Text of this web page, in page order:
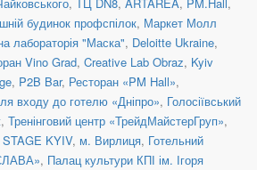
будинок профспілок, Маркет Молл
лабораторія "Маска", Deloitte Ukraine,
Vino Grad, Creative Lab Obraz, Kyiv
, P2B Bar, Ресторан «PM Hall»,
входу до готелю «Дніпро», Голосіївський
, Тренінговий центр «ТрейдМайстерГруп»,
STAGE KYIV, м. Вирлиця, Готельний
, Палац культури КПІ ім. Ігоря